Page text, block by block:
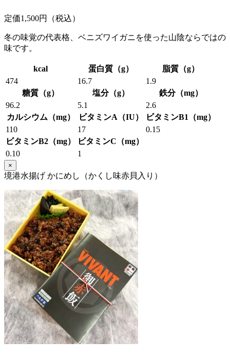
定価1,500円（税込）
冬の味覚の代表格、ベニズワイガニを使った山陰ならではの
味です。
kcal 蛋白質（g）
脂質（g）
474
16.7
1.9
糖質（g）
塩分（g）
鉄分（mg）
96.2
5.1
2.6
カルシウム（mg）
ビタミンA（IU）
ビタミンB1（mg）
110
17
0.15
ビタミンB2（mg）
ビタミンC（mg）
0.10
1
×
境港水揚げ かにめし（かくし味赤貝入り）